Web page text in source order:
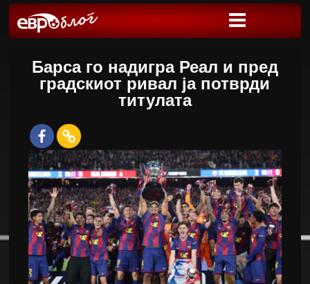
Барса го надигра Реал и пред
градскиот ривал ја потврди
титулата